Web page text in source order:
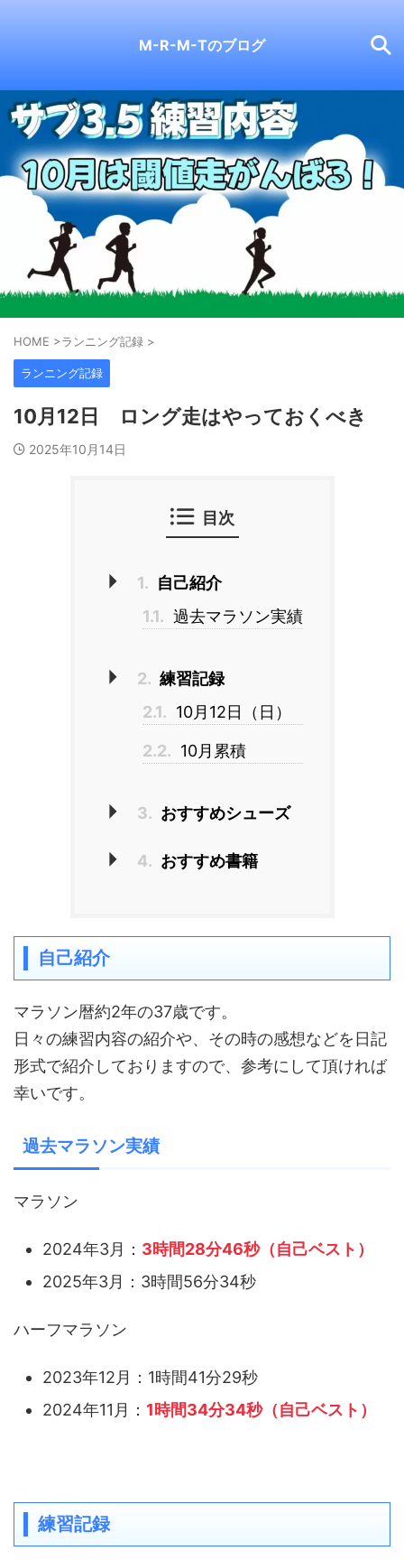
M-R-M-Tのブログ
HOME >ランニング記録 >
ランニング記録
10月12日 ロング走はやっておくべき
2025年10月14日
目次
1. 自己紹介
1.1. 過去マラソン実績
2. 練習記録
2.1. 10月12日（日）
2.2. 10月累積
3. おすすめシューズ
4. おすすめ書籍
自己紹介
マラソン暦約2年の37歳です。
日々の練習内容の紹介や、その時の感想などを日記
形式で紹介しておりますので、参考にして頂ければ
幸いです。
過去マラソン実績
マラソン
2024年3月： 3時間28分46秒（自己ベスト）
2025年3月：3時間56分34秒
ハーフマラソン
2023年12月：1時間41分29秒
2024年11月： 1時間34分34秒（自己ベスト）
練習記録